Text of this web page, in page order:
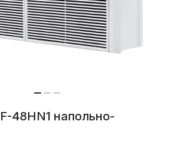
48HN1 напольно-